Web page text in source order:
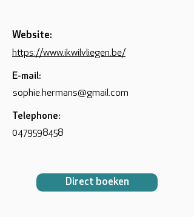
Website:
https://www.ikwilvliegen.be/
E-mail:
sophie.hermans@gmail.com
Telephone:
0479598458
Direct boeken